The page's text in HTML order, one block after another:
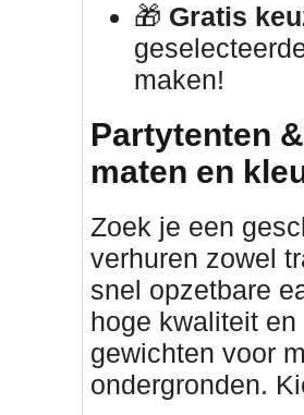
🎁 Gratis
maken!
Partytenten
maten en
Zoek je een
verhuren zowel
snel opzetbare
hoge kwaliteit
gewichten voor
ondergronden.